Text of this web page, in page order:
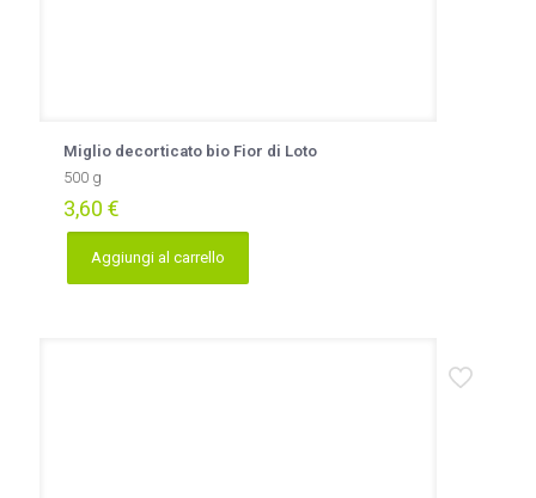
Miglio decorticato bio Fior di Loto
500 g
3,60 €
Aggiungi al carrello